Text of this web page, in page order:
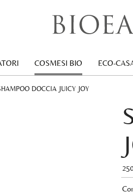
COSMESI BIO ECO-
DOCCIA JUICY JOY